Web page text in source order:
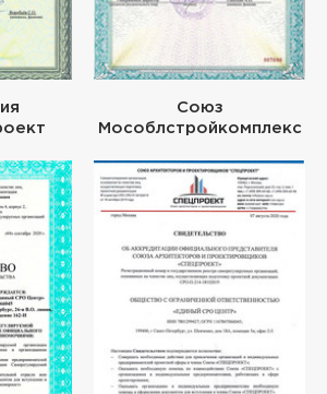
Союз
Мособлстройкомплекс